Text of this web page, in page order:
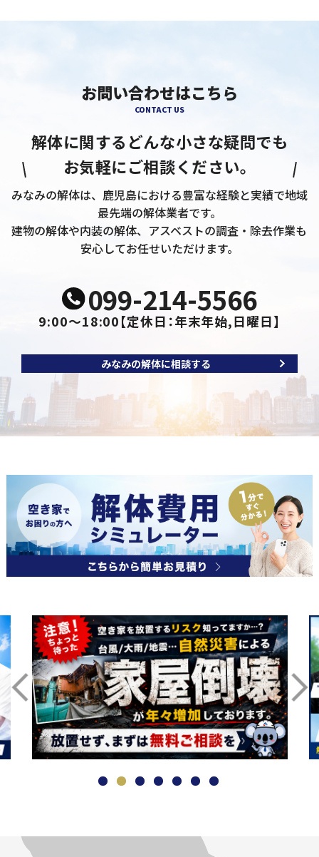
お問い合わせはこちら
CONTACT US
解体に関するどんな小さな疑問でも
お気軽にご相談ください。
みなみの解体は、鹿児島における豊富な経験と実績で地域
最先端の解体業者です。
建物の解体や内装の解体、アスベストの調査・除去作業も
安心してお任せいただけます。
099-214-5566
9:00～18:00【定休日：年末年始,日曜日】
みなみの解体に相談する